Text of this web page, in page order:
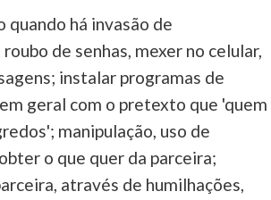
quando há invasão de
de senhas, mexer no celular,
instalar programas de
geral com o pretexto que 'quem
manipulação, uso de
o que quer da parceira;
através de humilhações,